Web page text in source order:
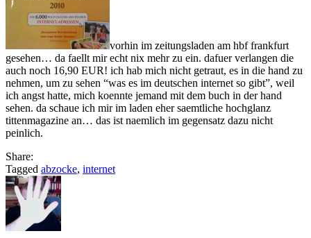
vorhin im zeitungsladen am hbf frankfurt
gesehen… da faellt mir echt nix mehr zu ein. dafuer verlangen die
auch noch 16,90 EUR! ich hab mich nicht getraut, es in die hand zu
nehmen, um zu sehen “was es im deutschen internet so gibt”, weil
ich angst hatte, mich koennte jemand mit dem buch in der hand
sehen. da schaue ich mir im laden eher saemtliche hochglanz
tittenmagazine an… das ist naemlich im gegensatz dazu nicht
peinlich.
Share:
Tagged abzocke, internet